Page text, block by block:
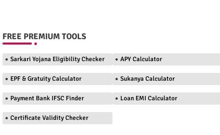
FREE PREMIUM TOOLS
Sarkari Yojana Eligibility Checker APY Calculator
EPF & Gratuity Calculator Sukanya Calculator
Payment Bank IFSC Finder Loan EMI Calculator
Certificate Validity Checker